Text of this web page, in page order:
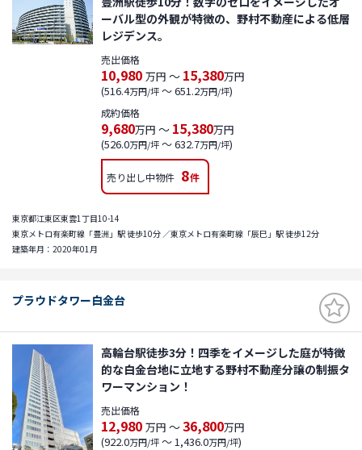
ーバル型の外観が特徴の、野村不動産による低層
レジデンス。
売出価格
10,980 万円 ～ 15,380万円
(516.4万円/坪～ 651.2万円/坪)
成約価格
9,680万円 ～ 15,380万円
(526.0万円/坪～ 632.7万円/坪)
売り出し中物件 8件
東京都江東区東雲1丁目10-14
東京メトロ有楽町線「豊洲」駅 徒歩10分 ／東京メトロ有楽町線「辰巳」駅 徒歩12分
建築年月：2020年01月
プラウドタワー白金台
高輪台駅徒歩3分！四季をイメージした庭が特徴
的な白金台地に立地する野村不動産分譲の制振タ
ワーマンション！
売出価格
12,980 万円 ～36,800万円
(922.0万円/坪～ 1,436.0万円/坪)